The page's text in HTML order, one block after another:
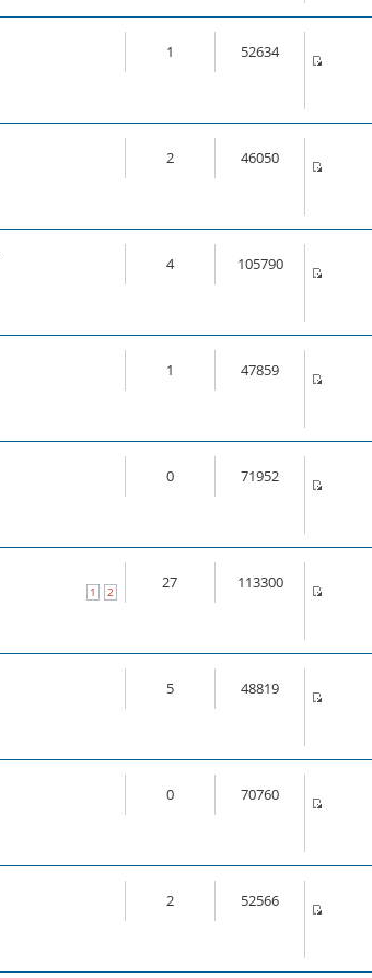
1 52634
2 46050
4 105790
1 47859
0 71952
1 2
27 113300
5 48819
0 70760
2 52566